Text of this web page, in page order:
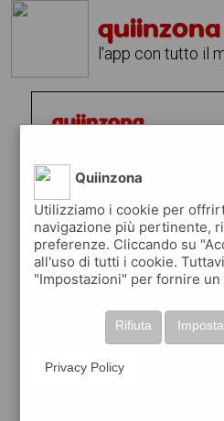
quiinzona
l'app con tutto il
Quiinzona
Utilizziamo i cookie per
navigazione più pertinente,
preferenze. Cliccando su
all'uso di tutti i cookie.
"Impostazioni" per fornire
Rifiuta
Privacy Policy